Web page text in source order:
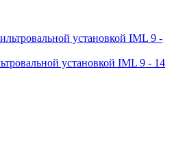
установкой IML 9 - 14